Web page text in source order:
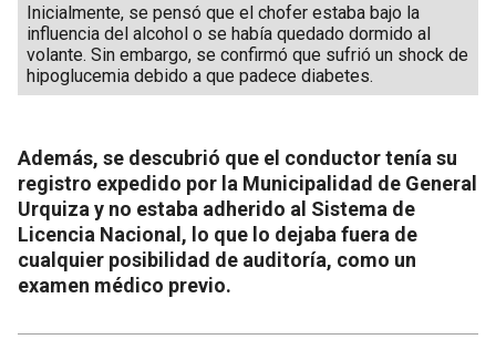
Inicialmente, se pensó que el chofer estaba bajo la
influencia del alcohol o se había quedado dormido al
volante. Sin embargo, se confirmó que sufrió un shock de
hipoglucemia debido a que padece diabetes.
Además, se descubrió que el conductor tenía su
registro expedido por la Municipalidad de General
Urquiza y no estaba adherido al Sistema de
Licencia Nacional, lo que lo dejaba fuera de
cualquier posibilidad de auditoría, como un
examen médico previo.